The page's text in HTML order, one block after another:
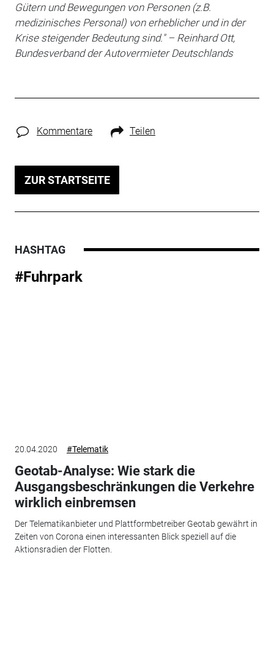
Gütern und Bewegungen von Personen (z.B.
medizinisches Personal) von erheblicher und in der
Krise steigender Bedeutung sind." – Reinhard Ott,
Bundesverband der Autovermieter Deutschlands
Kommentare Teilen
ZUR STARTSEITE
HASHTAG
#Fuhrpark
20.04.2020 #Telematik
Geotab-Analyse: Wie stark die
Ausgangsbeschränkungen die Verkehre
wirklich einbremsen
Der Telematikanbieter und Plattformbetreiber Geotab gewährt in
Zeiten von Corona einen interessanten Blick speziell auf die
Aktionsradien der Flotten.